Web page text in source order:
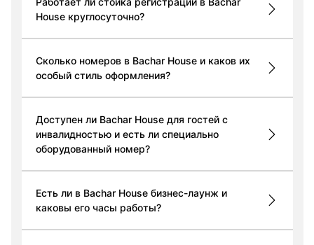
House круглосуточно?
Сколько номеров в Bachar House и каков их
особый стиль оформления?
Доступен ли Bachar House для гостей с
инвалидностью и есть ли специально
оборудованный номер?
Есть ли в Bachar House бизнес-лаунж и
каковы его часы работы?